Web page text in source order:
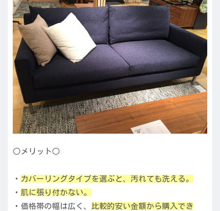
○メリット○
・ カバーリングタイプを選ぶと、汚れても洗える。
・ 肌に張り付かない。
・価格帯の幅は広く、
比較的安い金額から購入でき